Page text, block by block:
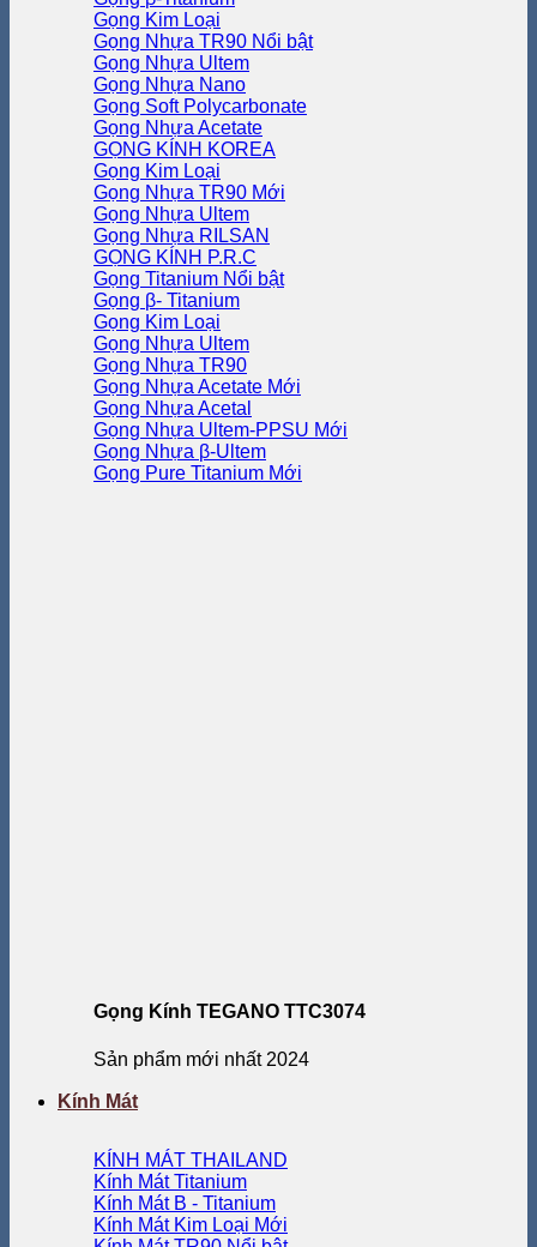
Gọng Kim Loại
Gọng Nhựa TR90
Gọng Nhựa Ultem
Gọng Nhựa Nano
Gọng Soft Polycarbonate
Gọng Nhựa Acetate
GỌNG KÍNH KOREA
Gọng Kim Loại
Gọng Nhựa TR90
Gọng Nhựa Ultem
Gọng Nhựa RILSAN
GỌNG KÍNH P.R.C
Gọng Titanium
Gọng β- Titanium
Gọng Kim Loại
Gọng Nhựa Ultem
Gọng Nhựa TR90
Gọng Nhựa Acetate
Gọng Nhựa Acetal
Gọng Nhựa Ultem-PPSU
Gọng Nhựa β-Ultem
Gọng Pure Titanium
Gọng Kính TEGANO TTC3074
Sản phẩm mới nhất 2024
Kính Mát
KÍNH MÁT THAILAND
Kính Mát Titanium
Kính Mát B - Titanium
Kính Mát Kim Loại